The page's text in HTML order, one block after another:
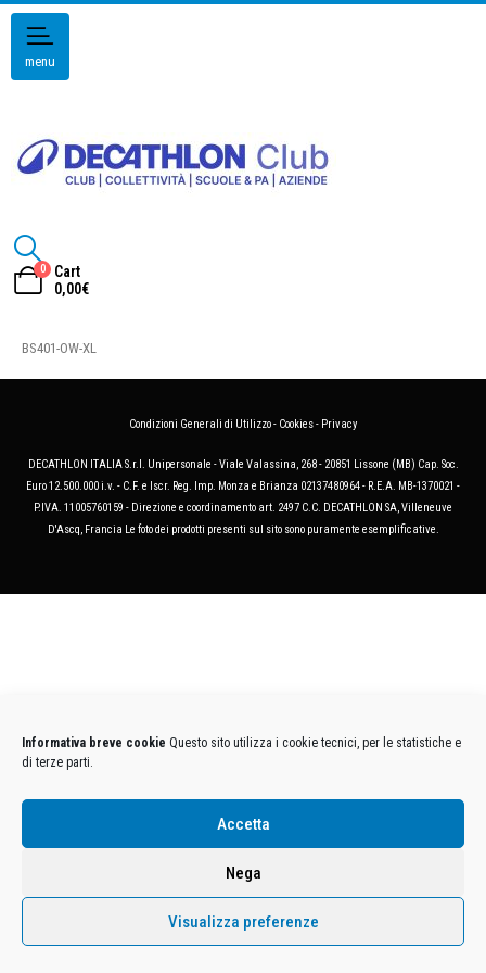
Informativa breve cookie Questo sito utilizza i cookie tecnici, per le statistiche e
di terze parti.
Accetta
Nega
Visualizza preferenze
menu
0
Cart
0,00€
BS401-OW-XL
Condizioni Generali di Utilizzo- Cookies- Privacy
DECATHLON ITALIA S.r.l. Unipersonale - Viale Valassina, 268 - 20851 Lissone (MB) Cap. Soc.
Euro 12.500.000 i.v. - C.F. e Iscr. Reg. Imp. Monza e Brianza 02137480964 - R.E.A. MB-1370021 -
P.IVA. 11005760159 - Direzione e coordinamento art. 2497 C.C. DECATHLON SA, Villeneuve
D'Ascq, Francia Le foto dei prodotti presenti sul sito sono puramente esemplificative.